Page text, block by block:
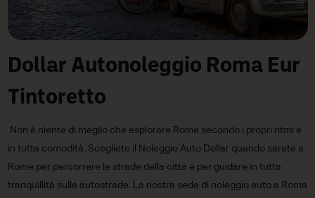
Dollar Autonoleggio Roma Eur
Tintoretto
Non è niente di meglio che esplorare Rome secondo i propri ritmi e
in tutta comodità. Scegliete il Noleggio Auto Dollar quando sarete a
Rome per percorrere le strade della città e per guidare in tutta
tranquillità sulle autostrade. La nostra sede di noleggio auto a Roma